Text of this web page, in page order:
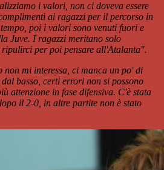
i valori, non ci doveva essere
ai ragazzi per il percorso in
poi i valori sono venuti fuori e
Juve. I ragazzi meritano solo
per poi pensare all'Atalanta".
non mi interessa, ci manca un po' di
basso, certi errori non si possono
attenzione in fase difensiva. C'è stata
il 2-0, in altre partite non è stato